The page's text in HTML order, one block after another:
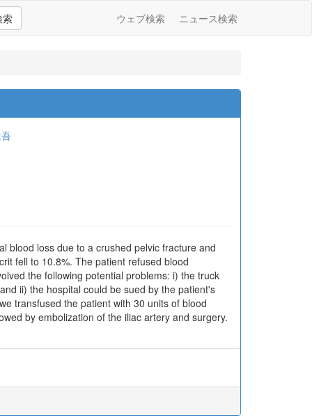
索 ウェブ検索 ニュース検索
blood loss due to a crushed pelvic fracture and
fell to 10.8%. The patient refused blood
the following potential problems: i) the truck
ii) the hospital could be sued by the patient's
transfused the patient with 30 units of blood
by embolization of the iliac artery and surgery.